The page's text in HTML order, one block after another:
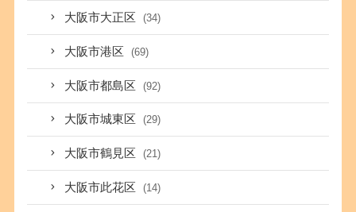
大阪市大正区 (34)
大阪市港区 (69)
大阪市都島区 (92)
大阪市城東区 (29)
大阪市鶴見区 (21)
大阪市此花区 (14)